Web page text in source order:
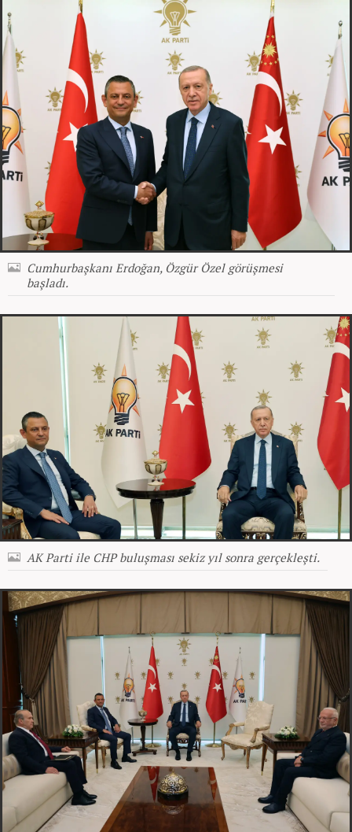
Cumhurbaşkanı Erdoğan, Özgür Özel görüşmesi
başladı.
AK Parti ile CHP buluşması sekiz yıl sonra gerçekleşti.